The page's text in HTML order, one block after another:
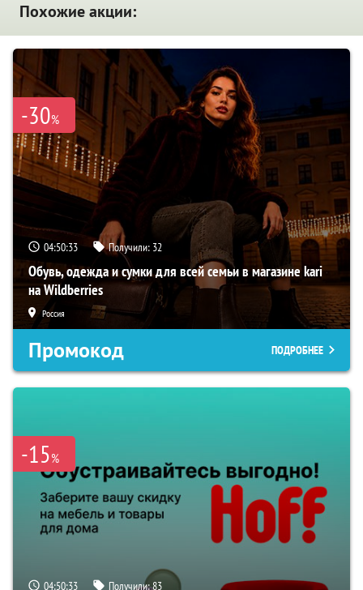
Похожие акции:
-30%
04:50:32 Получили: 32
Обувь, одежда и сумки для всей семьи в магазине kari
на Wildberries
Россия
Промокод ПОДРОБНЕЕ
-15%
04:50:32 Получили:83